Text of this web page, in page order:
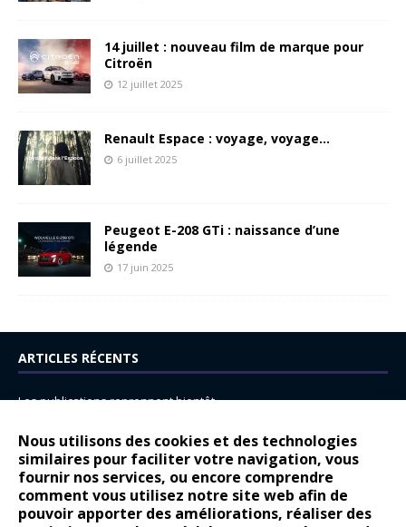
Nous utilisons des cookies et des technologies
similaires pour faciliter votre navigation, vous
fournir nos services, ou encore comprendre
comment vous utilisez notre site web afin de
pouvoir apporter des améliorations, réaliser des
14 juillet : nouveau film de marque pour
Citroën
12 juillet 2025
Renault Espace : voyage, voyage…
6 juillet 2025
Peugeot E-208 GTi : naissance d’une
légende
17 juin 2025
ARTICLES RÉCENTS
Les publications reprennent bientôt…
14 juillet : nouveau film de marque pour Citroën
Renault Espace : voyage, voyage…
Peugeot E-208 GTi : naissance d’une légende